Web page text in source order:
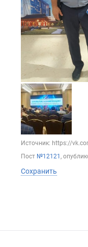
Источник: https://
Пост №12121 ,
Сохранить